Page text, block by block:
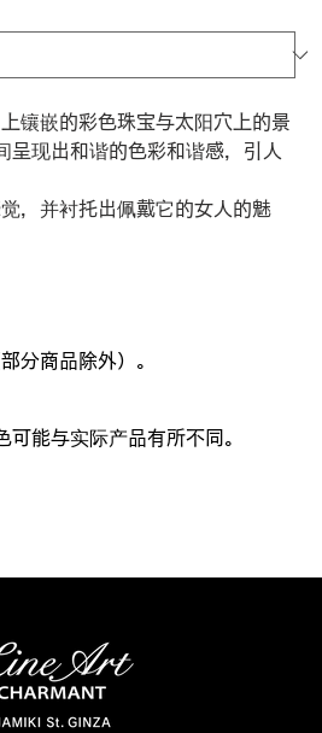
镶嵌的彩色珠宝与太阳穴上的景
现出和谐的色彩和谐感，引人
，并衬托出佩戴它的女人的魅
分商品除外）。
能与实际产品有所不同。